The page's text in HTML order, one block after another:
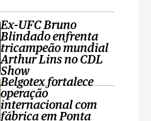
Ex-UFC Bruno
Blindado enfrenta
tricampeão mundial
Arthur Lins no CDL
Show
Belgotex fortalece
operação
internacional com
fábrica em Ponta